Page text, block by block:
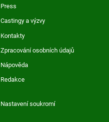
Press
Castingy a výzvy
Kontakty
Zpracování osobních údajů
Nápověda
Redakce
Nastavení soukromí